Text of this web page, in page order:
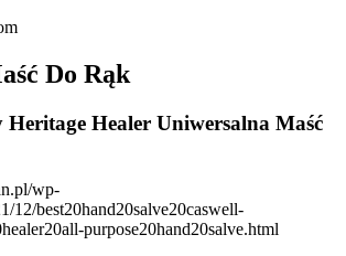
Do Rąk
Heritage Healer Uniwersalna Maść